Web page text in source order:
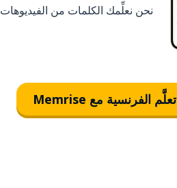
نحن نعلِّمك الكلمات من الفيديوهات
تعلَّم الفرنسية مع Memrise